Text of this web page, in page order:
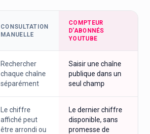
CONSULTATION
MANUELLE
COMPTEUR
D’ABONNÉS
YOUTUBE
Rechercher
chaque chaîne
séparément
Saisir une chaîne
publique dans un
seul champ
Le chiffre
affiché peut
être arrondi ou
Le dernier chiffre
disponible, sans
promesse de